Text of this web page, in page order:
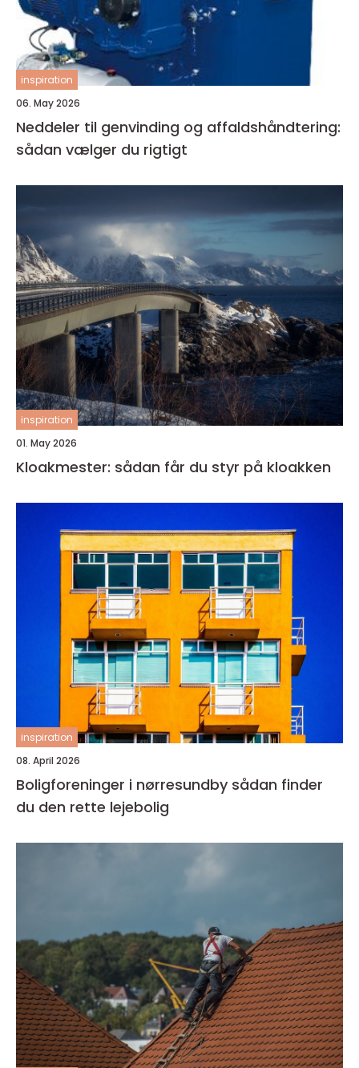
inspiration
06. May 2026
Neddeler til genvinding og affaldshåndtering:
sådan vælger du rigtigt
inspiration
01. May 2026
Kloakmester: sådan får du styr på kloakken
inspiration
08. April 2026
Boligforeninger i nørresundby sådan finder
du den rette lejebolig